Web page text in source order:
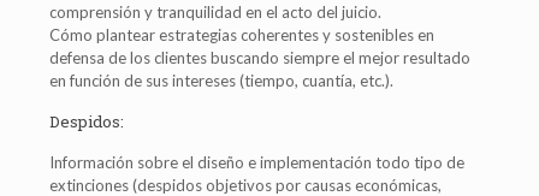
comprensión y tranquilidad en el acto del juicio.
Cómo plantear estrategias coherentes y sostenibles en
defensa de los clientes buscando siempre el mejor resultado
en función de sus intereses (tiempo, cuantía, etc.).
Despidos:
Información sobre el diseño e implementación todo tipo de
extinciones (despidos objetivos por causas económicas,